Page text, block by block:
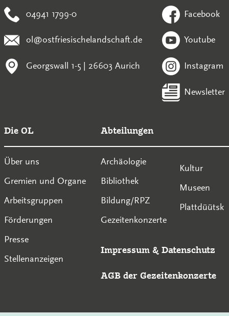
04941 1799-0
ol@ostfriesischelandschaft.de
Georgswall 1-5 | 26603 Aurich
Facebook
Youtube
Instagram
Newsletter
Die OL
Über uns
Gremien und Organe
Arbeitsgruppen
Förderungen
Presse
Stellenanzeigen
Abteilungen
Archäologie
Bibliothek
Bildung/RPZ
Gezeitenkonzerte
Kultur
Museen
Plattdüütsk
Impressum & Datenschutz
AGB der Gezeitenkonzerte